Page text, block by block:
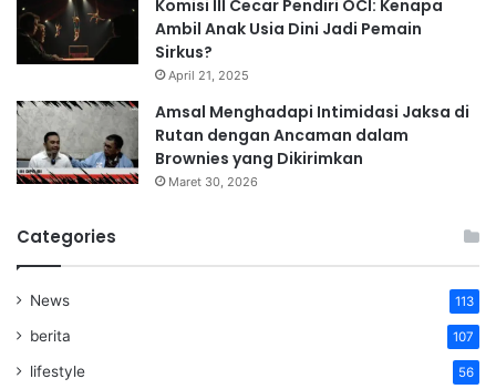
Komisi III Cecar Pendiri OCI: Kenapa
Ambil Anak Usia Dini Jadi Pemain
Sirkus?
April 21, 2025
Amsal Menghadapi Intimidasi Jaksa di
Rutan dengan Ancaman dalam
Brownies yang Dikirimkan
Maret 30, 2026
Categories
News 113
berita 107
lifestyle 56